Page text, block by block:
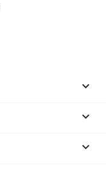


